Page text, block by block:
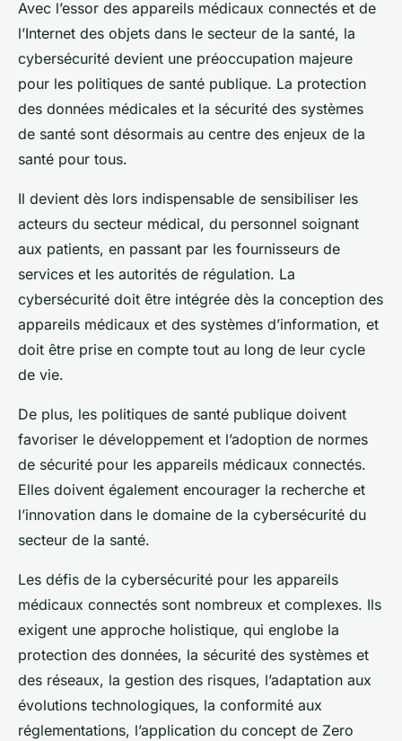
Avec l’essor des appareils médicaux connectés et de
l’Internet des objets dans le secteur de la santé, la
cybersécurité devient une préoccupation majeure
pour les politiques de santé publique. La protection
des données médicales et la sécurité des systèmes
de santé sont désormais au centre des enjeux de la
santé pour tous.
Il devient dès lors indispensable de sensibiliser les
acteurs du secteur médical, du personnel soignant
aux patients, en passant par les fournisseurs de
services et les autorités de régulation. La
cybersécurité doit être intégrée dès la conception des
appareils médicaux et des systèmes d’information, et
doit être prise en compte tout au long de leur cycle
de vie.
De plus, les politiques de santé publique doivent
favoriser le développement et l’adoption de normes
de sécurité pour les appareils médicaux connectés.
Elles doivent également encourager la recherche et
l’innovation dans le domaine de la cybersécurité du
secteur de la santé.
Les défis de la cybersécurité pour les appareils
médicaux connectés sont nombreux et complexes. Ils
exigent une approche holistique, qui englobe la
protection des données, la sécurité des systèmes et
des réseaux, la gestion des risques, l’adaptation aux
évolutions technologiques, la conformité aux
réglementations, l’application du concept de Zero